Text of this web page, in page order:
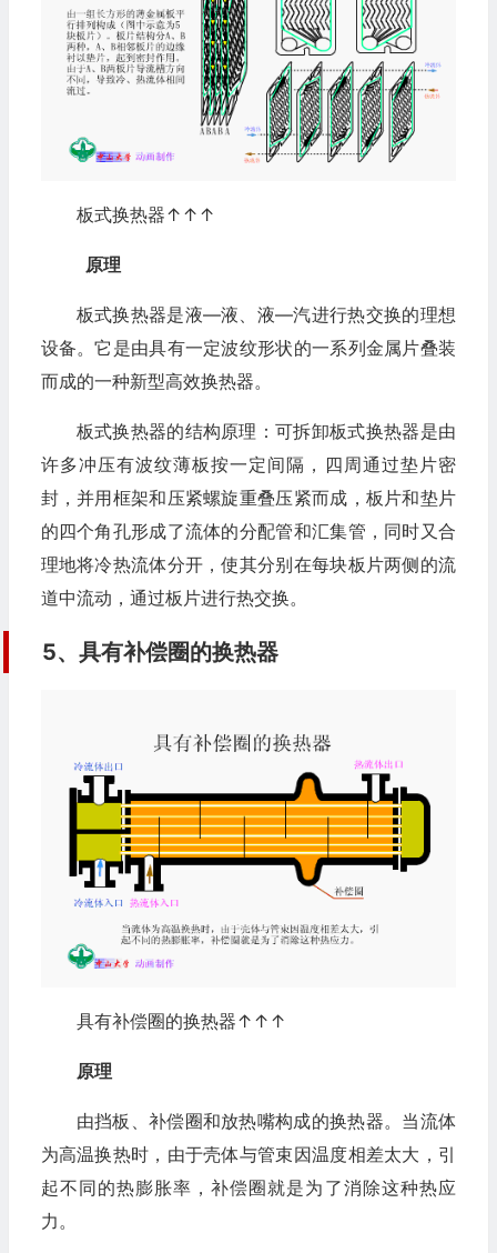
板式换热器↑↑↑
原理
板式换热器是液—液、液—汽进行热交换的理想
设备。它是由具有一定波纹形状的一系列金属片叠装
而成的一种新型高效换热器。
板式换热器的结构原理：可拆卸板式换热器是由
许多冲压有波纹薄板按一定间隔，四周通过垫片密
封，并用框架和压紧螺旋重叠压紧而成，板片和垫片
的四个角孔形成了流体的分配管和汇集管，同时又合
理地将冷热流体分开，使其分别在每块板片两侧的流
道中流动，通过板片进行热交换。
5、具有补偿圈的换热器
具有补偿圈的换热器↑↑↑
原理
由挡板、补偿圈和放热嘴构成的换热器。当流体
为高温换热时，由于壳体与管束因温度相差太大，引
起不同的热膨胀率，补偿圈就是为了消除这种热应
力。